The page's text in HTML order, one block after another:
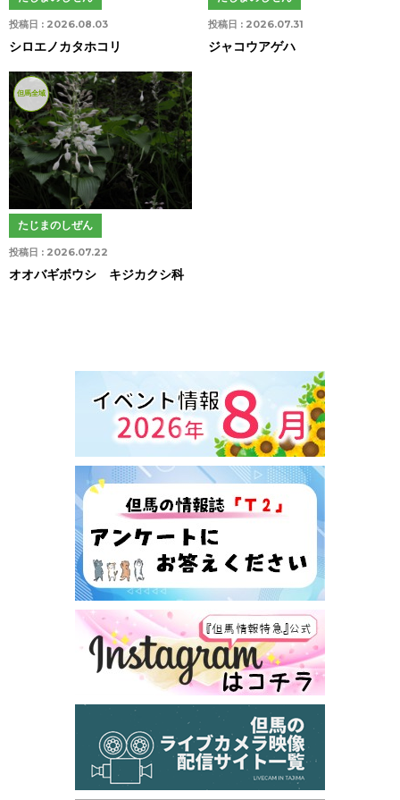
投稿日 : 2026.08.03
シロエノカタホコリ
投稿日 : 2026.07.31
ジャコウアゲハ
但馬全域
投稿日 : 2026.07.22
たじまのしぜん
オオバギボウシ キジカクシ科